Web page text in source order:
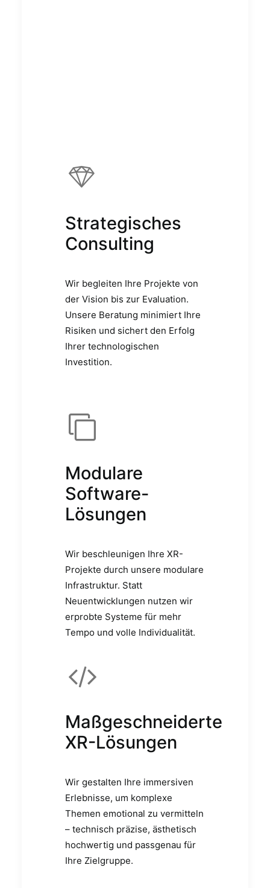
Strategisches
Consulting
Wir begleiten Ihre Projekte von
der Vision bis zur Evaluation.
Unsere Beratung minimiert Ihre
Risiken und sichert den Erfolg
Ihrer technologischen
Investition.
Modulare
Software-
Lösungen
Wir beschleunigen Ihre XR-
Projekte durch unsere modulare
Infrastruktur. Statt
Neuentwicklungen nutzen wir
erprobte Systeme für mehr
Tempo und volle Individualität.
Maßgeschneiderte
XR-Lösungen
Wir gestalten Ihre immersiven
Erlebnisse, um komplexe
Themen emotional zu vermitteln
– technisch präzise, ästhetisch
hochwertig und passgenau für
Ihre Zielgruppe.